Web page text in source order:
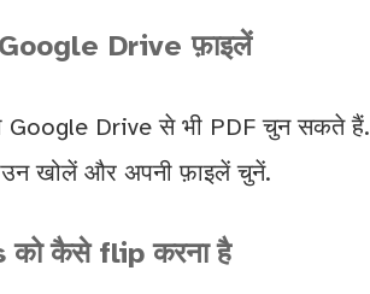
Drive फ़ाइलें
Google Drive से भी PDF चुन सकते हैं.
खोलें और अपनी फ़ाइलें चुनें.
को कैसे flip करना है